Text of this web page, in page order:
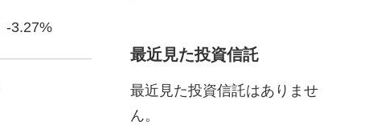
-3.27%
最近見た投資信託
最近見た投資信託はありませ
ん。